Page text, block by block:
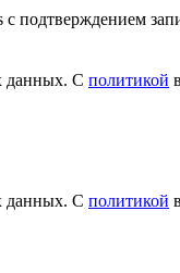
подтверждением
данных. С политикой
данных. С политикой